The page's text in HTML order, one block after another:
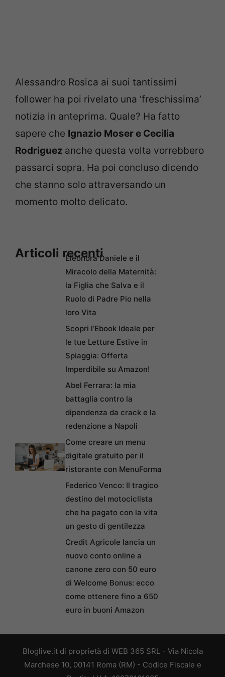
Alessandro Rosica ai suoi tantissimi
follower ha poi rivelato una ‘freschissima’
notizia in anteprima. Quale? Ha fatto
sapere che Ignazio Moser e Cecilia
Rodriguez anche questa volta vorrebbero
passarci sopra. Ha poi concluso dicendo
che stanno solo attraversando un
momento molto delicato.
Articoli recentiEleonora Daniele e il
Miracolo della Maternità:
la Figlia che Salva e il
Ruolo di Padre Pio nella
loro Vita
Scopri l’Ebook Ideale per
le tue Letture Estive in
Spiaggia: Offerta
Imperdibile su Amazon!
Abel Ferrara: la mia
battaglia contro la
dipendenza da crack e la
redenzione a Napoli
Come creare un menu
digitale gratuito per il
ristorante con MenuForma
Federico Venco: Il tragico
destino del motociclista
che ha pagato con la vita
un gesto di gentilezza
Credit Agricole lancia un
nuovo conto online a
canone zero con 50 euro
di Welcome Bonus: ecco
come ottenere fino a 650
euro in buoni Amazon
Bloglive.it di proprietà di WEB 365 SRL - Via Nicola
Marchese 10, 00141 Roma (RM) - Codice Fiscale e